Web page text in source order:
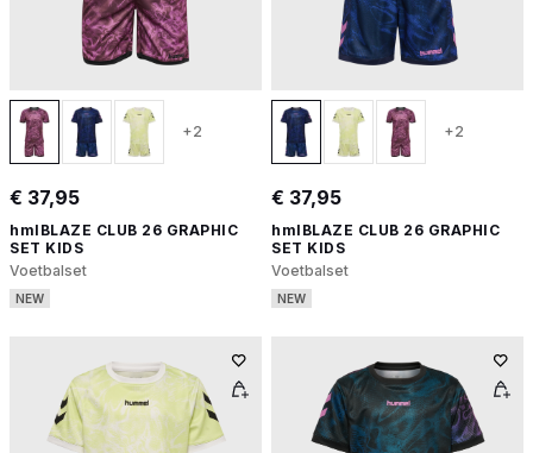
+2
€ 37,95
hmlBLAZE CLUB 26 GRAPHIC
SET KIDS
Voetbalset
NEW
+2
€ 37,95
hmlBLAZE CLUB 26 GRAPHIC
SET KIDS
Voetbalset
NEW